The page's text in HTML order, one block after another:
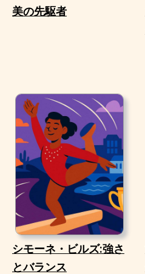
美の先駆者
シモーネ・ビルズ:強さ
とバランス